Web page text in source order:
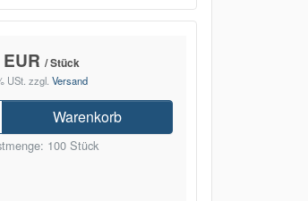
/ Stück
USt. zzgl. Versand
Warenkorb
100 Stück